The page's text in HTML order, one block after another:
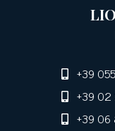
+39
+39
+39